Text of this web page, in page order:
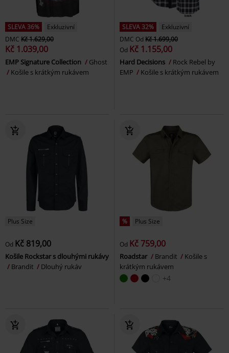
SLEVA 36%
Exkluzivní
DMC Kč 1.629,00
Kč 1.039,00
EMP Signature Collection
Ghost
Košile s krátkým rukávem
SLEVA 32%
Exkluzivní
DMC Od Kč 1.699,00
Od Kč 1.155,00
Hard Decisions
Rock Rebel by
EMP
Košile s krátkým rukávem
Plus Size
Od Kč 819,00
Košile Rockstar s dlouhými rukávy
Brandit
Dlouhý rukáv
% Plus Size
Od Kč 759,00
Roadstar Brandit
Košile s
krátkým rukávem
+4